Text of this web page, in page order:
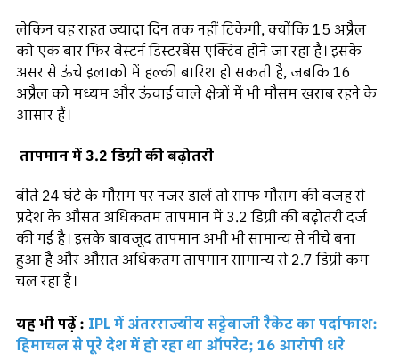
लेकिन यह राहत ज्यादा दिन तक नहीं टिकेगी, क्योंकि 15 अप्रैल
को एक बार फिर वेस्टर्न डिस्टरबेंस एक्टिव होने जा रहा है। इसके
असर से ऊंचे इलाकों में हल्की बारिश हो सकती है, जबकि 16
अप्रैल को मध्यम और ऊंचाई वाले क्षेत्रों में भी मौसम खराब रहने के
आसार हैं।
तापमान में 3.2 डिग्री की बढ़ोतरी
बीते 24 घंटे के मौसम पर नजर डालें तो साफ मौसम की वजह से
प्रदेश के औसत अधिकतम तापमान में 3.2 डिग्री की बढ़ोतरी दर्ज
की गई है। इसके बावजूद तापमान अभी भी सामान्य से नीचे बना
हुआ है और औसत अधिकतम तापमान सामान्य से 2.7 डिग्री कम
चल रहा है।
यह भी पढ़ें : IPL में अंतरराज्यीय सट्टेबाजी रैकेट का पर्दाफाश:
हिमाचल से पूरे देश में हो रहा था ऑपरेट; 16 आरोपी धरे